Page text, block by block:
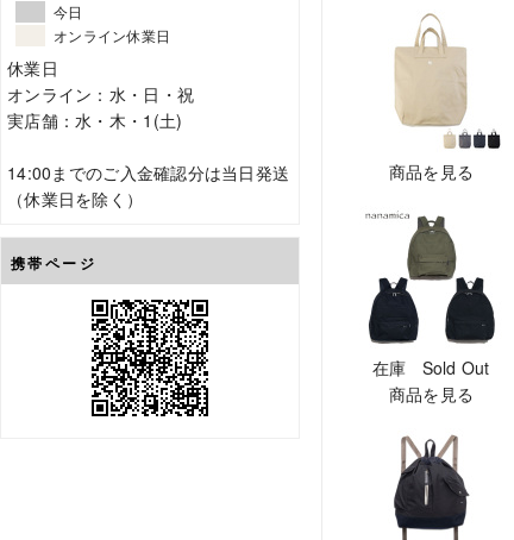
今日
オンライン休業日
休業日
オンライン：水・日・祝
実店舗：水・木・1(土)
14:00までのご入金確認分は当日発送
（休業日を除く）
携帯ページ
商品を見る
在庫 Sold Out
商品を見る